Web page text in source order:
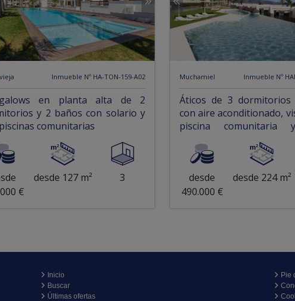
Inmueble Nº HA-TON-159-A02
en planta alta de 2
y 2 baños con solario y
comunitarias
€
desde 127 m² 3
Muchamiel Inmueble Nº
Áticos de 3
con aire aconditionado,
piscina comunitaria
privado en el campo de
desde
490.000 €
desde 224 m²
Inicio
Buscar
Últimas ofertas
Pie